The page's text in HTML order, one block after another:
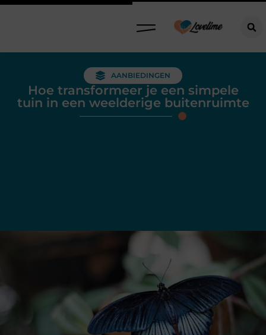
AANBIEDINGEN
Hoe transformeer je een simpele
tuin in een weelderige buitenruimte